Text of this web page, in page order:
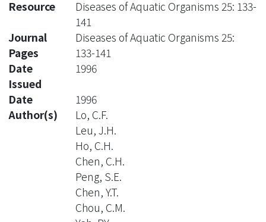
Resource
Diseases of Aquatic Organisms 25: 133-
141
Journal
Diseases of Aquatic Organisms 25:
Pages
133-141
Date
Issued
1996
Date
1996
Author(s)
Lo, C.F.
Leu, J.H.
Ho, C.H.
Chen, C.H.
Peng, S.E.
Chen, Y.T.
Chou, C.M.